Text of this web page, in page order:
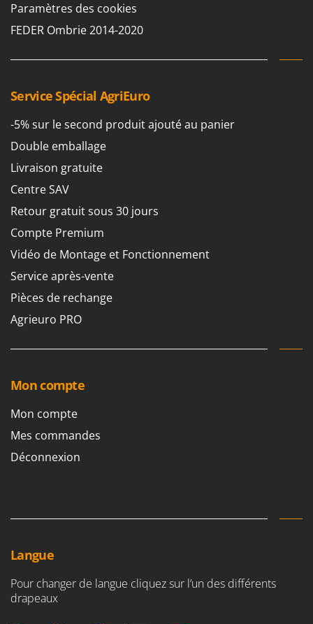
Paramètres des cookies
FEDER Ombrie 2014-2020
Service Spécial AgriEuro
-5% sur le second produit ajouté au panier
Double emballage
Livraison gratuite
Centre SAV
Retour gratuit sous 30 jours
Compte Premium
Vidéo de Montage et Fonctionnement
Service après-vente
Pièces de rechange
Agrieuro PRO
Mon compte
Mon compte
Mes commandes
Déconnexion
Langue
Pour changer de langue cliquez sur l’un des différents
drapeaux